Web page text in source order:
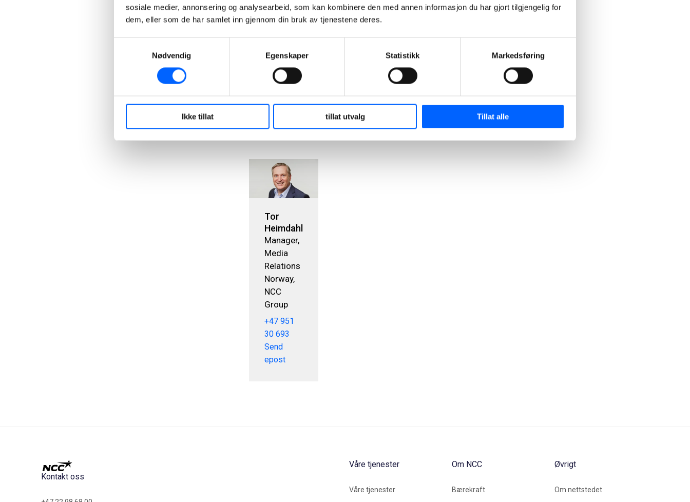
sosiale medier, annonsering og analysearbeid, som kan kombinere den med annen informasjon du har gjort tilgjengelig for
dem, eller som de har samlet inn gjennom din bruk av tjenestene deres.
Nødvendig
Egenskaper Statistikk Markedsføring
Ikke tillat tillat utvalg Tillat alle
på akkord
sikkert eller
ikke i det hele
tatt”.
Tor
Heimdahl
Manager,
Media
Relations
Norway,
NCC
Group
+47 951
30 693
Send
epost
Kontakt oss
Våre tjenester
Våre tjenester
Om NCC
Bærekraft
Øvrigt
Om nettstedet